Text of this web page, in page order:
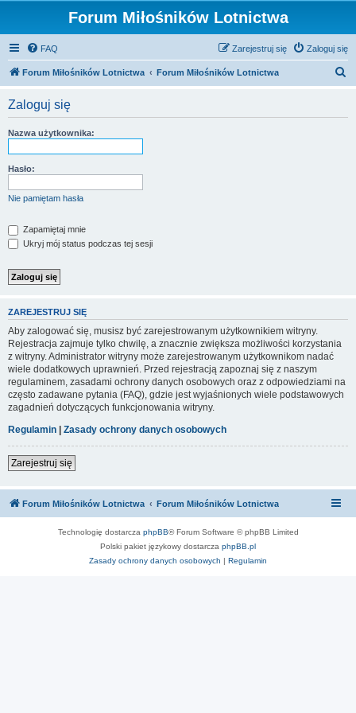
Forum Miłośników Lotnictwa
FAQ Zaloguj się
Zarejestruj się
Forum Miłośników Lotnictwa Forum Miłośników Lotnictwa
Zaloguj się
Nazwa użytkownika:
Hasło:
Nie pamiętam hasła
Zapamiętaj mnie
Ukryj mój status podczas tej sesji
ZAREJESTRUJ SIĘ
Aby zalogować się, musisz być zarejestrowanym użytkownikiem witryny.
Rejestracja zajmuje tylko chwilę, a znacznie zwiększa możliwości korzystania
z witryny. Administrator witryny może zarejestrowanym użytkownikom nadać
wiele dodatkowych uprawnień. Przed rejestracją zapoznaj się z naszym
regulaminem, zasadami ochrony danych osobowych oraz z odpowiedziami na
często zadawane pytania (FAQ), gdzie jest wyjaśnionych wiele podstawowych
zagadnień dotyczących funkcjonowania witryny.
Regulamin | Zasady ochrony danych osobowych
Zarejestruj się
Forum Miłośników Lotnictwa Forum Miłośników Lotnictwa
Technologię dostarcza phpBB® Forum Software © phpBB Limited
Polski pakiet językowy dostarcza phpBB.pl
Zasady ochrony danych osobowych | Regulamin